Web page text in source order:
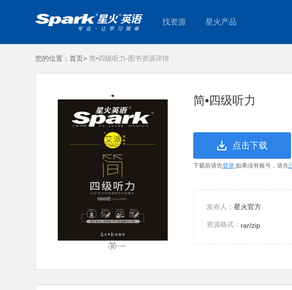
找资源 星火产品
您的位置： 首页> 简•四级听力-图书资源详情
简•四级听力
点击下载
下载前请先登录,如果没有账号，请先
发布人： 星火官方
资源格式： rar/zip